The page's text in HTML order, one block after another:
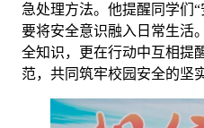
急处理方法。他提醒同学们“
要将安全意识融入日常生活
全知识，更在行动中互相提
范，共同筑牢校园安全的坚